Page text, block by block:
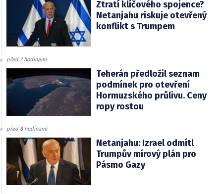
Ztratí klíčového spojence?
Netanjahu riskuje otevřený
konflikt s Trumpem
před 7 hodinami
Teherán předložil seznam
podmínek pro otevření
Hormuzského průlivu. Ceny
ropy rostou
před 8 hodinami
Netanjahu: Izrael odmítl
Trumpův mírový plán pro
Pásmo Gazy